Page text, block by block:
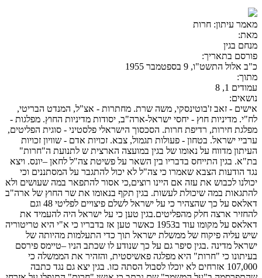
מאמר עיתון: חרות
מאת:
מנחם בגין
פורסם בתאריך:
כ"ב אלול התשט"ו, 9 בספטמבר 1955
מתוך:
עמודים 1, 8
נושאים:
אישים - זאב ז'בוטינסקי, משה שרת. מחתרות - אצ"ל, המנדט הבריטי,
לח"י. מדיניות חוץ - יחסי ישראל-ארה"ב, יסודות מדיניות החוץ. מפלגות -
מפלגת חירות, רדיפת חרות. הסכסוך הישראלי פלסטיני - סוגית הפליטים,
ערביי ישראל. בטחון - פעולות תגמול, צבא. זכויות אדם - שוויון זכויות
העיתון מדווח על נאומו של בגין במועצה הארצית ש לתנועת ה"חרות"
בת"א. בגין התייחס בדבריו בין השאר על פשיטת צה"ל לחאן –יונס. ויצא
נגד הודעות הצבא שאמרו כי צה"ל לא יכול להתגבר על המסתננים וכי
יכולנו לכבוש את עזה אם היינו רוצים,כי אסור להתפאר במה שעושים ולא
להתגאות במה שיכולת לעשות. בגין תקף בנאומו את שר החוץ של ארה"ב
דאלאס על כך שהצהיר כי על ישראל לשלם פיצויים לפליטי 48 וגם
להחזיר ארצה חלק מהפליטים.בגין טען כי על ישראל היה להעמיד את
דאלאס על מקומו עוד ב1953 כאשר טען אז בדבריו כי א"י היא טריטוריה
שיש עליה פיקוח של ממשלת ישראל תוך כדי התעלמות מהיותה של
ישראל מדינה .בגין סיפר גם על כך שנודע לו שכתב הניו –טיימס פירסם
בעיתונו כי "חרות" היא מפלגה פאשיסטית, והזהיר את הממשלה כי
107,000 אזרחים לא יוכלו לסבול הסתה כזו. בגין יצא גם נגד כתבה